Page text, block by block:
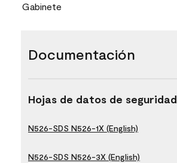
Gabinete
Documentación
Hojas de datos de seguridad
N526-SDS N526-1X (English)
N526-SDS N526-3X (English)